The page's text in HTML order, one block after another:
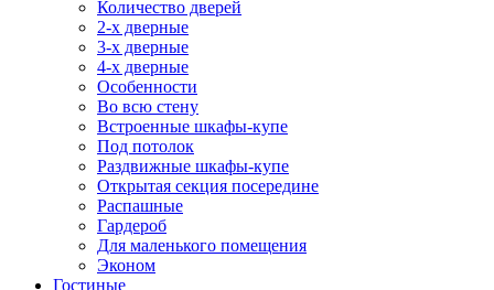
Количество дверей
2-х дверные
3-х дверные
4-х дверные
Особенности
Во всю стену
Встроенные шкафы-купе
Под потолок
Раздвижные шкафы-купе
Открытая секция посередине
Распашные
Гардероб
Для маленького помещения
Эконом
Гостиные